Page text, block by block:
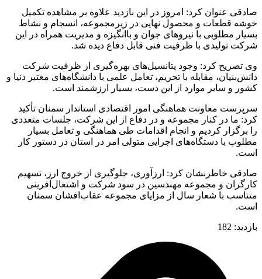
صادقی عنوان کرد: امروز در این بازدید علاوه بر مشاهده تکمیل
خوشه قطعات و محصول نهایی در زیرمجموعه، انسجام و نشاط
بسیار مطلوبی با نیروهای جوان و باانگیزه و مدیریت همراه در این
شرکت تولیدی با ظرفیت فنی قابل دفاع دیده شد.
وی تصریح کرد: وجود پتانسیل‌های بهره‌گیری از ظرفیت شرکت
دانش‌بنیان، مقابله با تحریم، تعامل علمی با دانشگاه‌های معتبر دنیا و
کشور و سایر موارد از این دست، بسیار ارزشمند است.
سرپرست معاونت هماهنگی امور اقتصادی استاندار سمنان تأکید
کرد: ما در کنار مجموعه و در دفاع از این شرکت، جلسات متعددی
را برگزار کردیم و انجام اقدامات طی هماهنگی و تعامل بسیار
مطلوب با دستگاه‌های اجرایی متولی امر در استان در دستور کار
است.
صادقی خاطرنشان کرد: ارزآوری، جلوگیری از خروج ارز، تسهیم
کارگران و مجموعه مهندسین در سود شرکت و اشتغال‌آفرینی
متناسب با شعار سال از مزایای مجموعه عقاب‌افشان سمنان
است.
بازدید: 182